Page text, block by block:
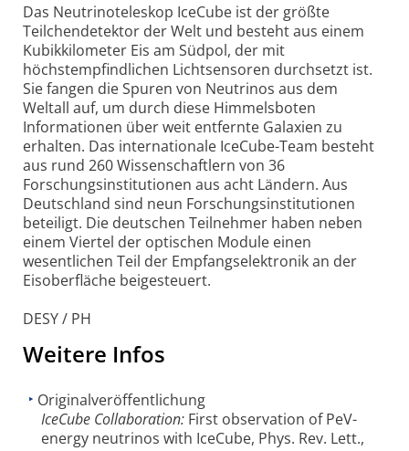
Das Neutrinoteleskop IceCube ist der größte
Teilchendetektor der Welt und besteht aus einem
Kubikkilometer Eis am Südpol, der mit
höchstempfindlichen Lichtsensoren durchsetzt ist.
Sie fangen die Spuren von Neutrinos aus dem
Weltall auf, um durch diese Himmelsboten
Informationen über weit entfernte Galaxien zu
erhalten. Das internationale IceCube-Team besteht
aus rund 260 Wissenschaftlern von 36
Forschungsinstitutionen aus acht Ländern. Aus
Deutschland sind neun Forschungsinstitutionen
beteiligt. Die deutschen Teilnehmer haben neben
einem Viertel der optischen Module einen
wesentlichen Teil der Empfangselektronik an der
Eisoberfläche beigesteuert.
DESY / PH
Weitere Infos
Originalveröffentlichung
IceCube Collaboration: First observation of PeV-
energy neutrinos with IceCube, Phys. Rev. Lett.,